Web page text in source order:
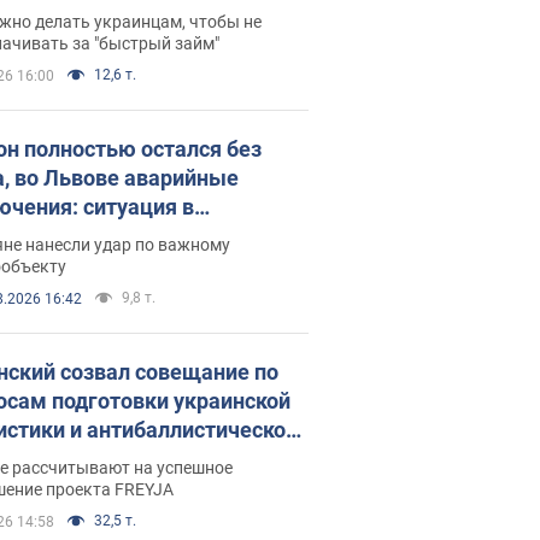
делать украинцам, чтобы не
за "быстрый займ"
16:00 12,6 т.
полностью остался без
во Львове аварийные
ситуация в
6 августа
нанесли удар по важному
16:42 9,8 т.
созвал совещание по
подготовки украинской
и антибаллистической
FREYJA: какие
готовятся
рассчитывают на успешное
проекта FREYJA
14:58 32,5 т.